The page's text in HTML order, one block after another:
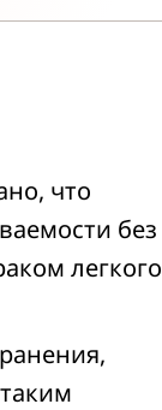
что
без
легкого